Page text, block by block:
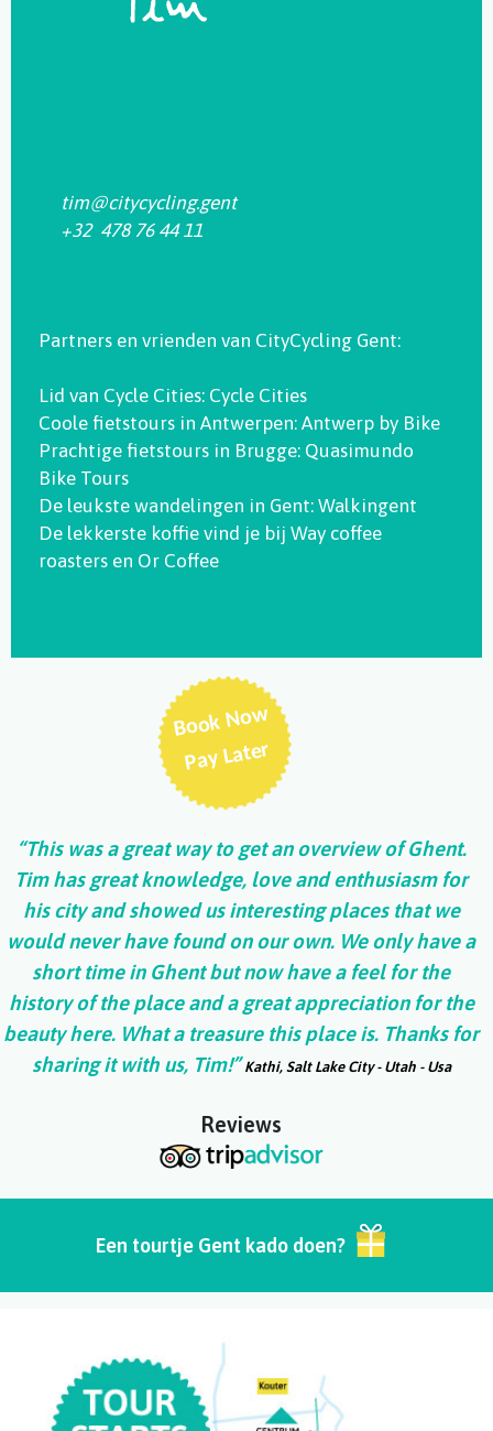
tim@citycycling.gent
+32 478 76 44 11
Partners en vrienden van CityCycling Gent:
Lid van Cycle Cities: Cycle Cities
Coole fietstours in Antwerpen: Antwerp by Bike
Prachtige fietstours in Brugge: Quasimundo
Bike Tours
De leukste wandelingen in Gent: Walkingent
De lekkerste koffie vind je bij Way coffee
roasters en Or Coffee
Book Now
Pay Later
“This was a great way to get an overview of Ghent.
Tim has great knowledge, love and enthusiasm for
his city and showed us interesting places that we
would never have found on our own. We only have a
short time in Ghent but now have a feel for the
history of the place and a great appreciation for the
beauty here. What a treasure this place is. Thanks for
sharing it with us, Tim!”Kathi, Salt Lake City - Utah - Usa
Reviews
Een tourtje Gent kado doen?